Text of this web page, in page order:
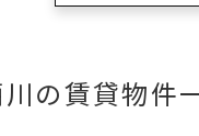
の賃貸物件